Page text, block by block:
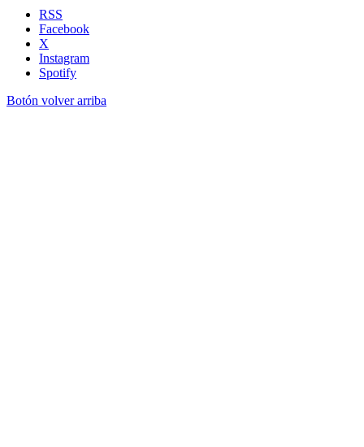
RSS
Facebook
X
Instagram
Spotify
Botón volver arriba